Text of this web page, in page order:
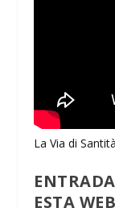
La Via di
ESTA WEB